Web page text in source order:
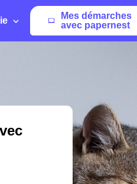
Mes démarches
avec papernest